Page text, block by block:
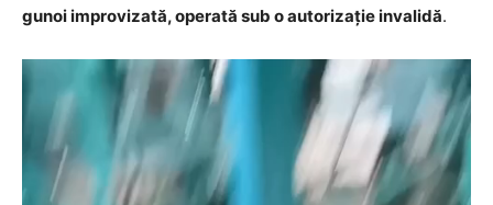
gunoi improvizată, operată sub o autorizație invalidă.